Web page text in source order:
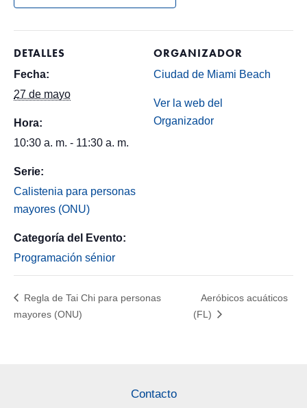
DETALLES
Fecha:
27 de mayo
Hora:
10:30 a. m. - 11:30 a. m.
Serie:
Calistenia para personas
mayores (ONU)
Categoría del Evento:
Programación sénior
ORGANIZADOR
Ciudad de Miami Beach
Ver la web del
Organizador
Regla de Tai Chi para personas
mayores (ONU)
Aeróbicos acuáticos
(FL)
Contacto